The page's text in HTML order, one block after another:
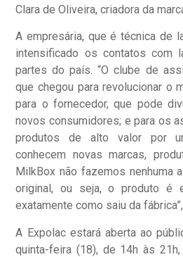
Clara de Oliveira, criadora da
A empresária, que é técnica de
intensificado os contatos com
partes do país. “O clube de
que chegou para revolucionar o
para o fornecedor, que pode
novos consumidores; e para os
produtos de alto valor por
conhecem novas marcas,
MilkBox não fazemos nenhuma
original, ou seja, o produto é
exatamente como saiu da
A Expolac estará aberta ao
quinta-feira (18), de 14h às